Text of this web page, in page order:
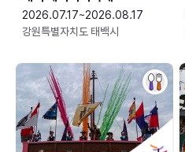
2026.07.17~2026.08.17
강원특별자치도 태백시